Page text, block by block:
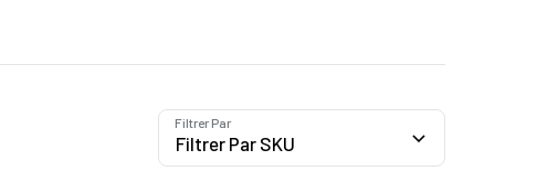
Filtrer Par